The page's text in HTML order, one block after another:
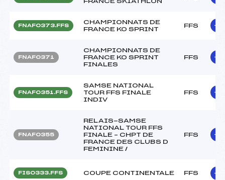
FNAF0373.FFS
CHAMPIONNATS DE
FRANCE KO SPRINT
FFS
FNAF0371
CHAMPIONNATS DE
FRANCE KO SPRINT
FINALES
FFS
FNAF0351.FFS
SAMSE NATIONAL
TOUR FFS FINALE
INDIV
FFS
FNAF0355
RELAIS-SAMSE
NATIONAL TOUR FFS
FINALE – CHPT DE
FRANCE DES CLUBS D
FEMININE /
FFS
FIS0333.FFS COUPE CONTINENTALE FFS